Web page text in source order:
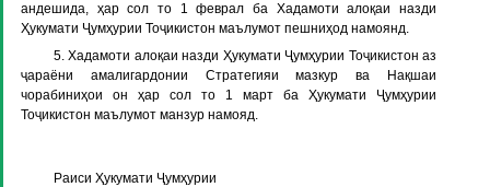
андешида, ҳар сол то 1 феврал ба Хадамоти алоқаи назди
Ҳукумати Ҷумҳурии Тоҷикистон маълумот пешниҳод намоянд.
5. Хадамоти алоқаи назди Ҳукумати Ҷумҳурии Тоҷикистон аз
ҷараёни амалигардонии Стратегияи мазкур ва Нақшаи
чорабиниҳои он ҳар сол то 1 март ба Ҳукумати Ҷумҳурии
Тоҷикистон маълумот манзур намояд.
Раиси Ҳукумати Ҷумҳурии